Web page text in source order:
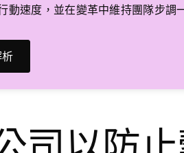
動速度，並在變革中維持團隊步調
析